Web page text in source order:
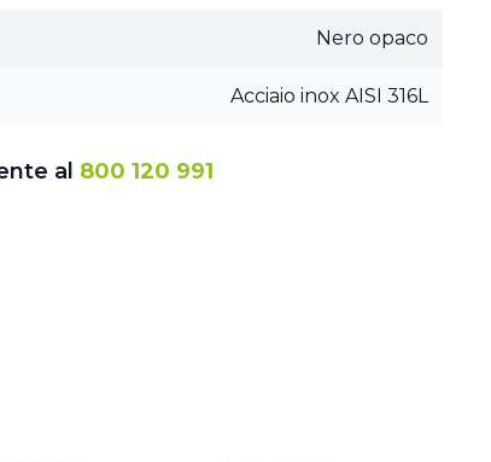
Nero opaco
Acciaio inox AISI 316L
al 800 120 991